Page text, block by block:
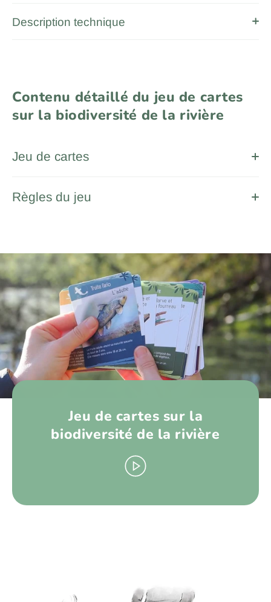
Description technique
Contenu détaillé du jeu de cartes
sur la biodiversité de la rivière
Jeu de cartes
Règles du jeu
Jeu de cartes sur la
biodiversité de la rivière